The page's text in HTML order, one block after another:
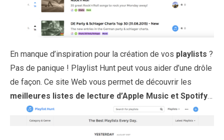
En manque d’inspiration pour la création de vos playlists ?
Pas de panique ! Playlist Hunt peut vous aider d’une drôle
de façon. Ce site Web vous permet de découvrir les
meilleures listes de lecture d’Apple Music et Spotify…